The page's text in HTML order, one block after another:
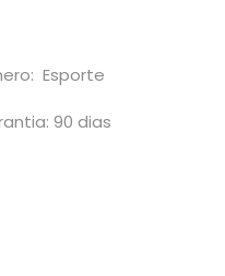
Esporte
90 dias